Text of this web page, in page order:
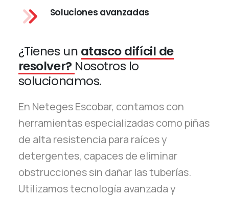
Soluciones avanzadas
¿Tienes un atasco difícil de
resolver? Nosotros lo
solucionamos.
En Neteges Escobar, contamos con
herramientas especializadas como piñas
de alta resistencia para raíces y
detergentes, capaces de eliminar
obstrucciones sin dañar las tuberías.
Utilizamos tecnología avanzada y